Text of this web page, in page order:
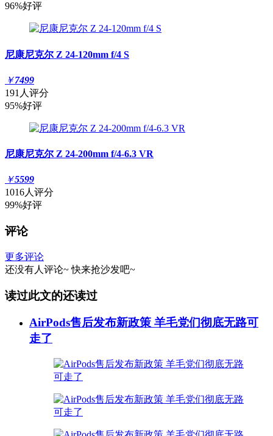
96%好评
尼康尼克尔 Z 24-120mm f/4 S
￥7499
191人评分
95%好评
尼康尼克尔 Z 24-200mm f/4-6.3 VR
￥5599
1016人评分
99%好评
评论
更多评论
还没有人评论~ 快来抢沙发吧~
读过此文的还读过
AirPods售后发布新政策 羊毛党们彻底无路可
走了